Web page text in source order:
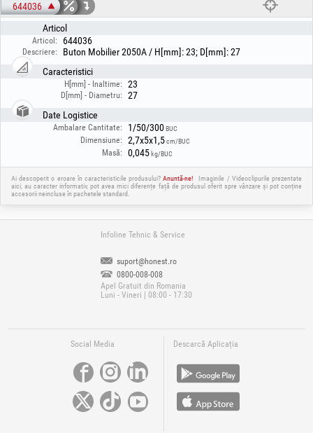
644036
Articol
Articol: 644036
Descriere:
Buton Mobilier 2050A / H[mm]: 23; D[mm]: 27
Caracteristici
H[mm] - Inaltime: 23
D[mm] - Diametru:
27
Date Logistice
Ambalare Cantitate: 1/50/300BUC
Dimensiune: 2,7x5x1,5cm/BUC
Masă: 0,045 kg/BUC
Ai descoperit o eroare în caracteristicile produsului?Anuntă-ne!
Imaginile / Videoclipurile prezentate
aici, au caracter informativ, pot avea mici diferențe față de produsul oferit spre vânzare și pot conține
accesorii neincluse în pachetele standard.
Infoline Tehnic & Service
suport@honest.ro
0800-008-008
Apel Gratuit din Romania
Luni - Vineri | 08:00 - 17:30
Social Media Descarcă Aplicația